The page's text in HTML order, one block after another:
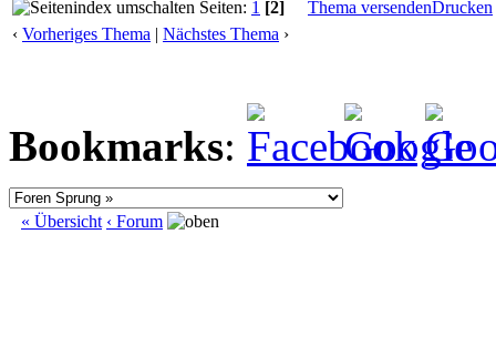
Seiten: 1 [2] Thema versendenDrucken
‹ Vorheriges Thema | Nächstes Thema ›
Bookmarks:
« Übersicht ‹ Forum